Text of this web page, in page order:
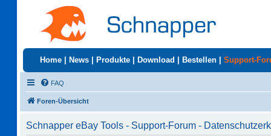
Home News Produkte Download Bestellen Support-
FAQ
Foren-Übersicht
Schnapper eBay Tools - Support-Forum -